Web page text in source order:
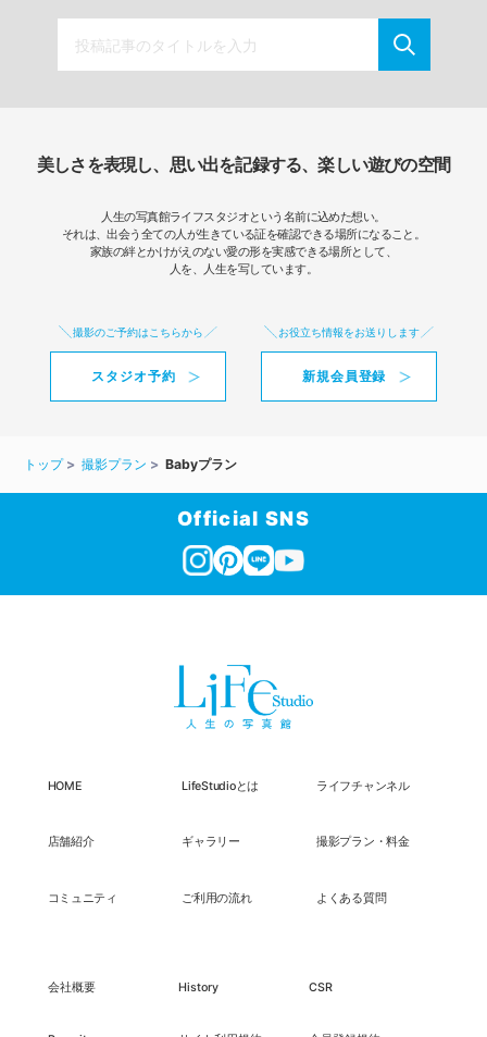
美しさを表現し、思い出を記録する、楽しい遊びの空間
人生の写真館ライフスタジオという名前に込めた想い。
それは、出会う全ての人が生きている証を確認できる場所になること。
家族の絆とかけがえのない愛の形を実感できる場所として、
人を、人生を写しています。
撮影のご予約はこちらから
スタジオ予約
お役立ち情報をお送りします
新規会員登録
トップ 撮影プラン Babyプラン
Official SNS
HOME LifeStudioとは ライフチャンネル
店舗紹介 ギャラリー 撮影プラン・料金
コミュニティ ご利用の流れ よくある質問
会社概要 History CSR